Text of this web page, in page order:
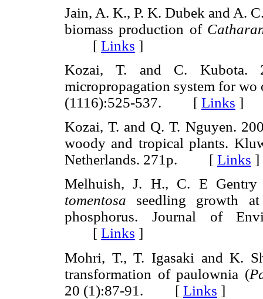
Jain, A. K., P. K. Dubek and A.
biomass production of
[ Links ]
Kozai, T. and C. Kubota.
micropropagation system for wo
(1116):525-537. [ Links ]
Kozai, T. and Q. T. Nguyen.
woody and tropical plants.
Netherlands. 271p. [ Links ]
Melhuish, J. H., C. E
tomentosa seedling growth
phosphorus. Journal of
[ Links ]
Mohri, T., T. Igasaki and K.
transformation of paulownia (
20 (1):87-91. [ Links ]